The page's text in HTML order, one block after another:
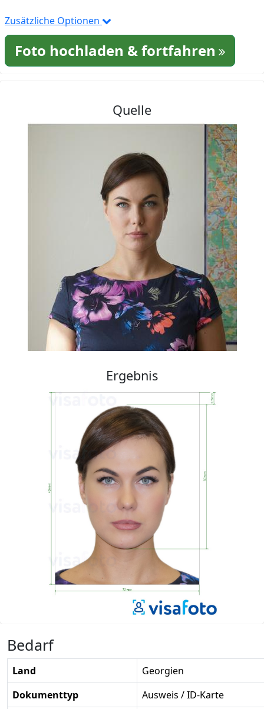
Zusätzliche Optionen
Foto hochladen & fortfahren
Quelle
Ergebnis
Bedarf
Land
Georgien
Dokumenttyp
Ausweis / ID-Karte